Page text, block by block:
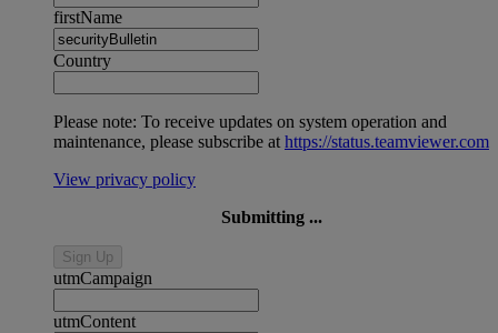
firstName
Country
Please note: To receive updates on system operation and
maintenance, please subscribe at https://status.teamviewer.com
View privacy policy
Submitting ...
Sign Up
utmCampaign
utmContent